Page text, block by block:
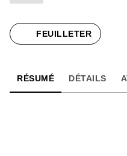
FEUILLETER
RÉSUMÉ DÉTAILS